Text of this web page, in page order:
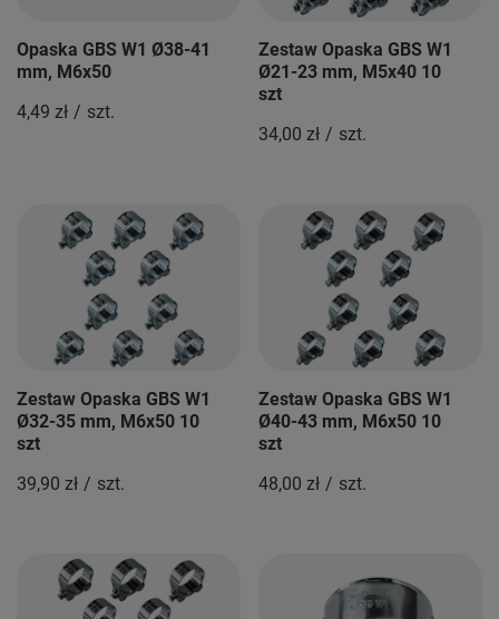
Opaska GBS W1 Ø38-41
mm, M6x50
4,49 zł / szt.
Zestaw Opaska GBS W1
Ø21-23 mm, M5x40 10
szt
34,00 zł / szt.
Zestaw Opaska GBS W1
Ø32-35 mm, M6x50 10
szt
39,90 zł / szt.
Zestaw Opaska GBS W1
Ø40-43 mm, M6x50 10
szt
48,00 zł / szt.